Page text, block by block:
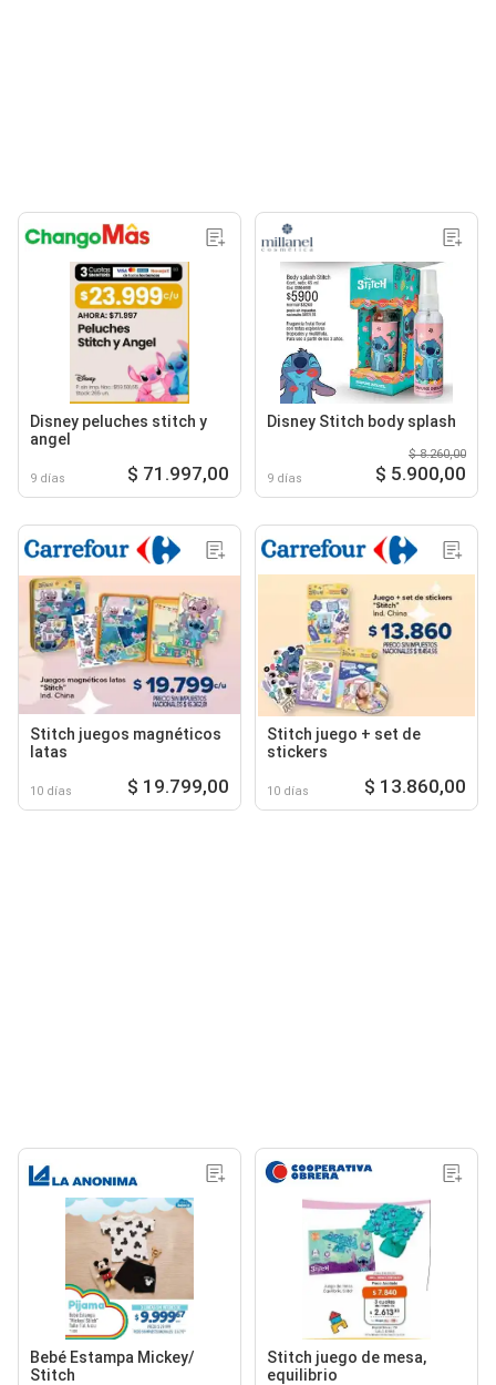
Disney peluches stitch y
angel
9 días $ 71.997,00
Disney Stitch body splash
9 días
$ 8.260,00
$ 5.900,00
Stitch juegos magnéticos
latas
10 días $ 19.799,00
Stitch juego + set de
stickers
10 días $ 13.860,00
Bebé Estampa Mickey/
Stitch
Stitch juego de mesa,
equilibrio